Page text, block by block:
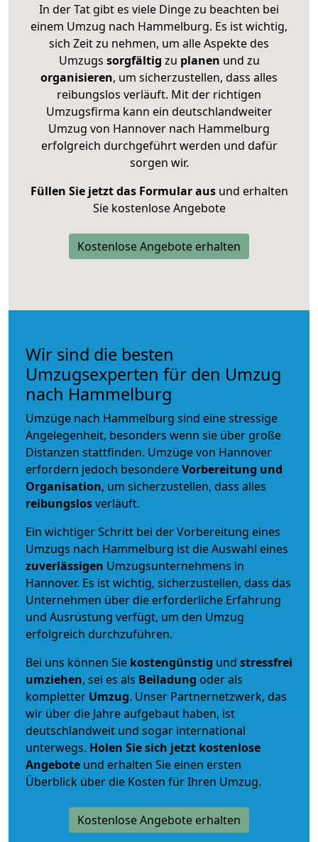
In der Tat gibt es viele Dinge zu beachten bei
einem Umzug nach Hammelburg. Es ist wichtig,
sich Zeit zu nehmen, um alle Aspekte des
Umzugs sorgfältig zu planen und zu
organisieren, um sicherzustellen, dass alles
reibungslos verläuft. Mit der richtigen
Umzugsfirma kann ein deutschlandweiter
Umzug von Hannover nach Hammelburg
erfolgreich durchgeführt werden und dafür
sorgen wir.
Füllen Sie jetzt das Formular ausund erhalten
Sie kostenlose Angebote
Kostenlose Angebote erhalten
Wir sind die besten
Umzugsexperten für den Umzug
nach Hammelburg
Umzüge nach Hammelburg sind eine stressige
Angelegenheit, besonders wenn sie über große
Distanzen stattfinden. Umzüge von Hannover
erfordern jedoch besondereVorbereitung und
Organisation, um sicherzustellen, dass alles
reibungslosverläuft.
Ein wichtiger Schritt bei der Vorbereitung eines
Umzugs nach Hammelburg ist die Auswahl eines
zuverlässigen Umzugsunternehmens in
Hannover. Es ist wichtig, sicherzustellen, dass das
Unternehmen über die erforderliche Erfahrung
und Ausrüstung verfügt, um den Umzug
erfolgreich durchzuführen.
Bei uns können Sie kostengünstig und stressfrei
umziehen, sei es als Beiladung oder als
kompletter Umzug. Unser Partnernetzwerk, das
wir über die Jahre aufgebaut haben, ist
deutschlandweit und sogar international
unterwegs. Holen Sie sich jetzt kostenlose
Angebote und erhalten Sie einen ersten
Überblick über die Kosten für Ihren Umzug.
Kostenlose Angebote erhalten